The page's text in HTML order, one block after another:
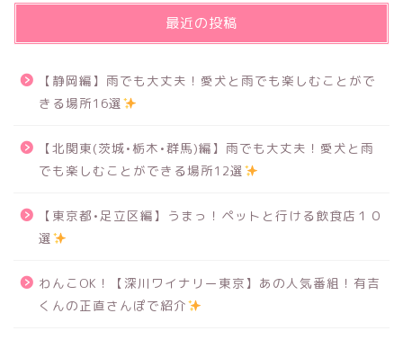
最近の投稿
【静岡編】雨でも大丈夫！愛犬と雨でも楽しむことがで
きる場所16選
【北関東(茨城•栃木•群馬)編】雨でも大丈夫！愛犬と雨
でも楽しむことができる場所12選
【東京都•足立区編】うまっ！ペットと行ける飲食店１０
選
わんこOK！【深川ワイナリー東京】あの人気番組！有吉
くんの正直さんぽで紹介